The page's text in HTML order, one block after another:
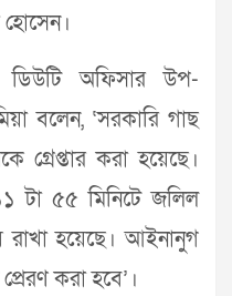
ডিউটি অফিসার উপ-
বলেন, ‘সরকারি গাছ
গ্রেপ্তার করা হয়েছে।
টা ৫৫ মিনিটে জলিল
রাখা হয়েছে। আইনানুগ
করা হবে’।